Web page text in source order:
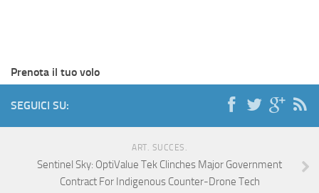
Prenota il tuo volo
SEGUICI SU:
ART. SUCCES.
Sentinel Sky: OptiValue Tek Clinches Major Government
Contract For Indigenous Counter-Drone Tech